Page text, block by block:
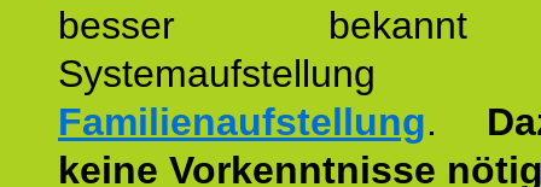
besser
Familienaufstellung.
keine Vorkenntnisse